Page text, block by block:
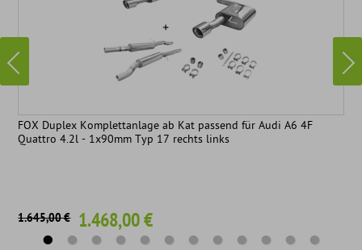
FOX Duplex Komplettanlage ab Kat passend für Audi A6 4F
Quattro 4.2l - 1x90mm Typ 17 rechts links
1.645,00 € 1.468,00 €